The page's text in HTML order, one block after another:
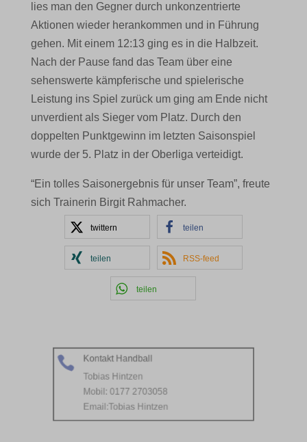
lies man den Gegner durch unkonzentrierte
Aktionen wieder herankommen und in Führung
gehen. Mit einem 12:13 ging es in die Halbzeit.
Nach der Pause fand das Team über eine
sehenswerte kämpferische und spielerische
Leistung ins Spiel zurück um ging am Ende nicht
unverdient als Sieger vom Platz. Durch den
doppelten Punktgewinn im letzten Saisonspiel
wurde der 5. Platz in der Oberliga verteidigt.
“Ein tolles Saisonergebnis für unser Team”, freute
sich Trainerin Birgit Rahmacher.
twittern teilen
teilen RSS-feed
teilen

Kontakt Handball
Tobias Hintzen
Mobil: 0177 2703058
Email:Tobias Hintzen